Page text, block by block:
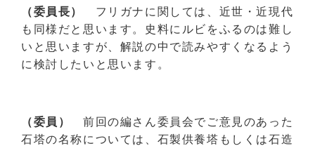
（委員長） フリガナに関しては、近世・近現代
も同様だと思います。史料にルビをふるのは難し
いと思いますが、解説の中で読みやすくなるよう
に検討したいと思います。
（委員） 前回の編さん委員会でご意見のあった
石塔の名称については、石製供養塔もしくは石造